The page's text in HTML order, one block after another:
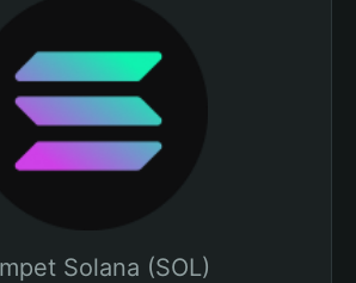
Solana (SOL)